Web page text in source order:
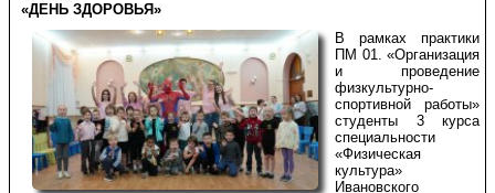
«ДЕНЬ ЗДОРОВЬЯ»
В рамках практики
ПМ 01. «Организация
и проведение
физкультурно-
спортивной работы»
студенты 3 курса
специальности
«Физическая
культура»
Ивановского